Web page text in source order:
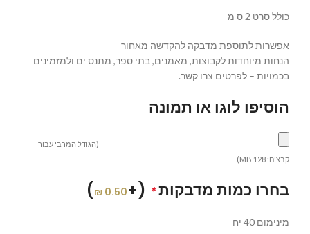
כולל סרט 2 ס מ
אפשרות לתוספת מדבקה להקדשה מאחור
הנחות מיוחדות לקבוצות, מאמנים, בתי ספר, מתנס ים ולמזמינים
בכמויות – לפרטים צרו קשר.
הוסיפו לוגו או תמונה
(הגודל המרבי עבור
קבצים: 128 MB)
בחרו כמות מדבקות*
(+
0.50
₪
)
מינימום 40 יח